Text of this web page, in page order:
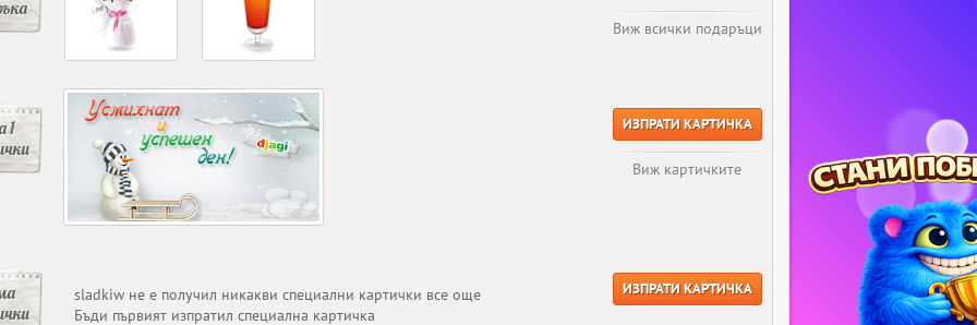
Виж всички подаръци
1
ИЗПРАТИ КАРТИЧКА
Виж картичките
sladkiw не е получил никакви специални картички все още
Бъди първият изпратил специална картичка
ИЗПРАТИ КАРТИЧКА